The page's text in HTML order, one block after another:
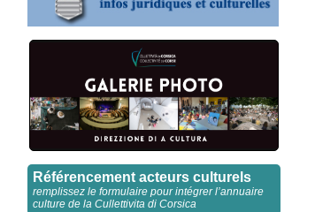
Référencement acteurs culturels
remplissez le formulaire pour intégrer l’annuaire
culture de la Cullettivita di Corsica